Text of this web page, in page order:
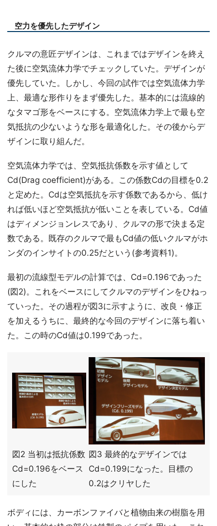
空力を優先したデザイン
クルマの意匠デザインは、これまではデザインを終え
た後に空気流体力学でチェックしていた。デザインが
優先していた。しかし、今回の試作では空気流体力学
上、最適な形作りをまず優先した。基本的には流線的
なタマゴ形をベースにする。空気流体力学上で最も空
気抵抗の少ないような形を最適化した。その後からデ
ザインに取り組んだ。
空気流体力学では、空気抵抗係数を示す値として
Cd(Drag coefficient)がある。この係数Cdの目標を0.2
と定めた。Cdは空気抵抗を示す係数であるから、低け
れば低いほど空気抵抗が低いことを表している。Cd値
はディメンジョンレスであり、クルマの形で決まる定
数である。既存のクルマで最もCd値の低いクルマがホ
ンダのインサイトの0.25だという(参考資料1)。
最初の流線型モデルの計算では、Cd=0.196であった
(図2)。これをベースにしてクルマのデザインをひねっ
ていった。その過程が図3に示すように、改良・修正
を加えるうちに、最終的な今回のデザインに落ち着い
た。この時のCd値は0.199であった。
図2 当初は抵抗係数
Cd=0.196をベース
にした
図3 最終的なデザインでは
Cd=0.199になった。目標の
0.2はクリヤした
ボディには、カーボンファイバと植物由来の樹脂を用